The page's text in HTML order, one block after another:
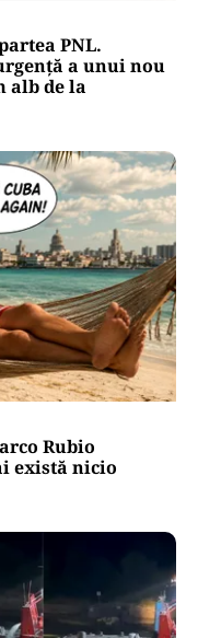
PNL.
a unui nou
alb de la
Rubio
există nicio